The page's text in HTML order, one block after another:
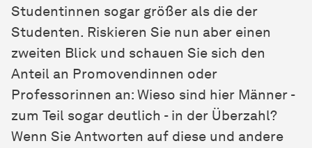
Studentinnen sogar größer als die der
Studenten. Riskieren Sie nun aber einen
zweiten Blick und schauen Sie sich den
Anteil an Promovendinnen oder
Professorinnen an: Wieso sind hier Männer -
zum Teil sogar deutlich - in der Überzahl?
Wenn Sie Antworten auf diese und andere